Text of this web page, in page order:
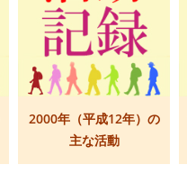
2000年（平成12年）の
主な活動